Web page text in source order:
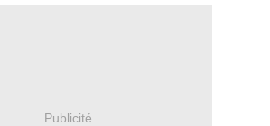
Publicité